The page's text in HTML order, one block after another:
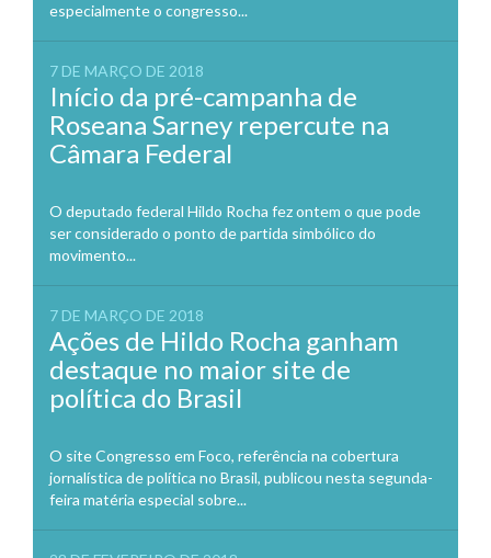
especialmente o congresso...
7 DE MARÇO DE 2018
Início da pré-campanha de
Roseana Sarney repercute na
Câmara Federal
O deputado federal Hildo Rocha fez ontem o que pode
ser considerado o ponto de partida simbólico do
movimento...
7 DE MARÇO DE 2018
Ações de Hildo Rocha ganham
destaque no maior site de
política do Brasil
O site Congresso em Foco, referência na cobertura
jornalística de política no Brasil, publicou nesta segunda-
feira matéria especial sobre...